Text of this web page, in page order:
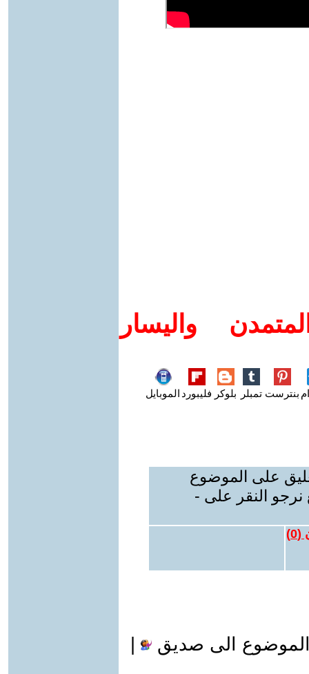
واليسار
بنترست تمبلر بلوكر فليبورد الموبايل
على الموضوع
نرجو النقر على -
(
0
)
الى صديق